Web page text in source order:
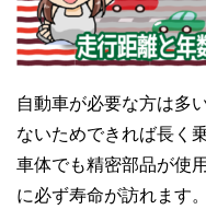
自動車が必要な方は多
ないためできれば長く
車体でも精密部品が使
に必ず寿命が訪れます。